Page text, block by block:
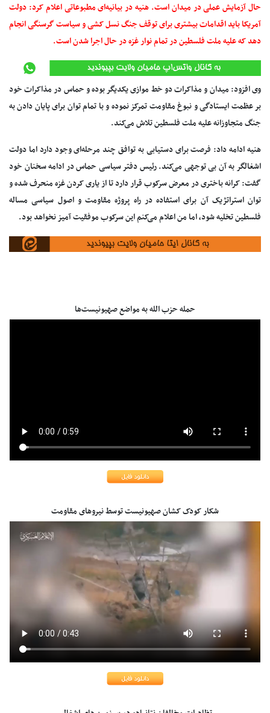
حال آزمایش عملی در میدان است. هنیه در بیانیه‌ای مطبوعاتی اعلام کرد: دولت
آمریکا باید اقدامات بیشتری برای توقف جنگ نسل کشی و سیاست گرسنگی انجام
دهد که علیه ملت فلسطین در تمام نوار غزه در حال اجرا شدن است.
وی افزود: میدان و مذاکرات دو خط موازی یکدیگر بوده و حماس در مذاکرات خود
بر عظمت ایستادگی و نبوغ مقاومت تمرکز نموده و با تمام توان برای پایان دادن به
جنگ متجاوزانه علیه ملت فلسطین تلاش می‌کند.
هنیه ادامه داد: فرصت برای دستیابی به توافق چند مرحله‌ای وجود دارد اما دولت
اشغالگر به آن بی توجهی می‌کند. رئیس دفتر سیاسی حماس در ادامه سخنان خود
گفت: کرانه باختری در معرض سرکوب قرار دارد تا از یاری کردن غزه منحرف شده و
توان استراتژیک آن برای استفاده در راه پروژه مقاومت و اصول سیاسی مساله
فلسطین تخلیه شود، اما من اعلام می‌کنم این سرکوب موفقیت آمیز نخواهد بود.
حمله حزب الله به مواضع صهیونیست‌ها
شکار کودک کشان صهیونیست توسط نیروهای مقاومت